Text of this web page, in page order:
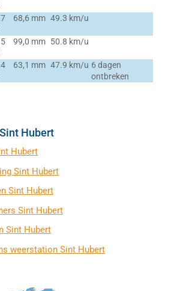
68,6 mm 49.3 km/u
99,0 mm 50.8 km/u
63,1 mm 47.9 km/u 6 dagen
ontbreken
Hubert
Hubert
Sint Hubert
Sint Hubert
Sint Hubert
Sint Hubert
weerstation Sint Hubert